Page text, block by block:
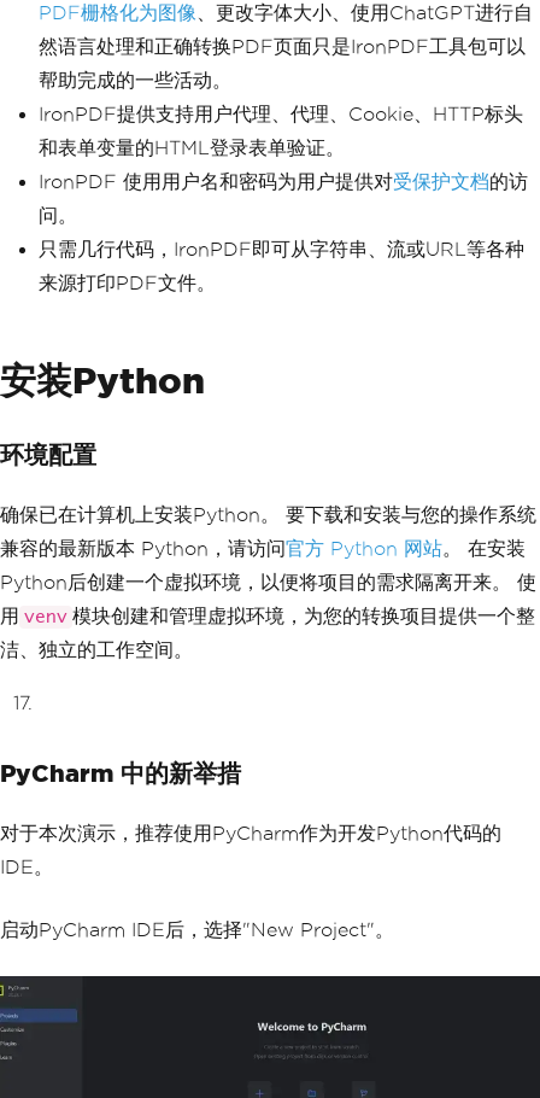
PDF栅格化为图像 、更改字体大小、使用ChatGPT进行自
然语言处理和正确转换PDF页面只是IronPDF工具包可以
帮助完成的一些活动。
IronPDF提供支持用户代理、代理、Cookie、HTTP标头
和表单变量的HTML登录表单验证。
IronPDF 使用用户名和密码为用户提供对受保护文档的访
问。
只需几行代码，IronPDF即可从字符串、流或URL等各种
来源打印PDF文件。
安装Python
环境配置
确保已在计算机上安装Python。 要下载和安装与您的操作系统
兼容的最新版本 Python，请访问官方 Python 网站。 在安装
Python后创建一个虚拟环境，以便将项目的需求隔离开来。 使
用 venv 模块创建和管理虚拟环境，为您的转换项目提供一个整
洁、独立的工作空间。
PyCharm 中的新举措
对于本次演示，推荐使用PyCharm作为开发Python代码的
IDE。
启动PyCharm IDE后，选择"New Project"。